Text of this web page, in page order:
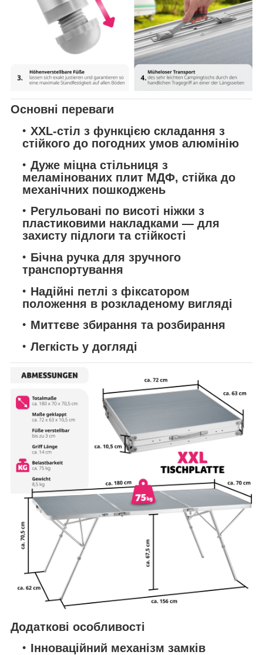
Основні переваги
XXL-стіл з функцією складання з
стійкого до погодних умов алюмінію
Дуже міцна стільниця з
меламінованих плит МДФ, стійка до
механічних пошкоджень
Регульовані по висоті ніжки з
пластиковими накладками — для
захисту підлоги та стійкості
Бічна ручкадля зручного
транспортування
Надійні петлі з фіксатором
положення в розкладеному вигляді
Миттєве збирання та розбирання
Легкість у догляді
Додаткові особливості
Інноваційний механізм замків